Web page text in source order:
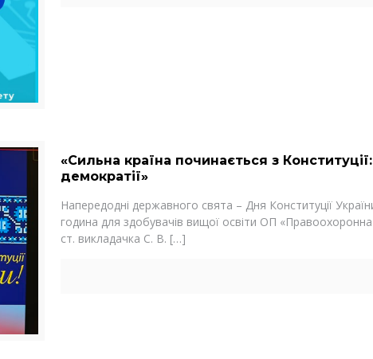
«Сильна країна починається з
демократії»
Напередодні державного свята – Дня Конституції
година для здобувачів вищої освіти ОП
ст. викладачка С. В. […]